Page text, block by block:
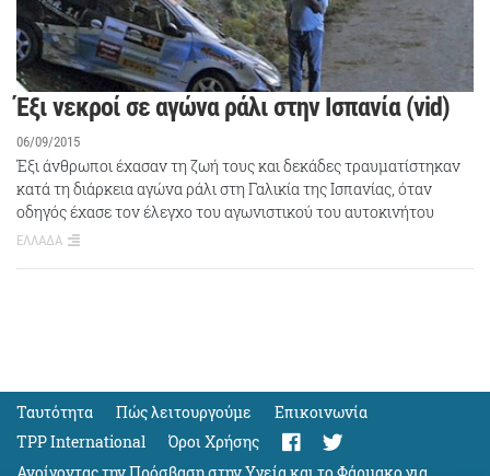
Έξι νεκροί σε αγώνα ράλι στην Ισπανία (vid)
06/09/2015
Έξι άνθρωποι έχασαν τη ζωή τους και δεκάδες τραυματίστηκαν
κατά τη διάρκεια αγώνα ράλι στη Γαλικία της Ισπανίας, όταν
οδηγός έχασε τον έλεγχο του αγωνιστικού του αυτοκινήτου
ΕΛΛΑΔΑ
Ταυτότητα Πώς λειτουργούμε
Eπικοινωνία
TPP International
Όροι Χρήσης